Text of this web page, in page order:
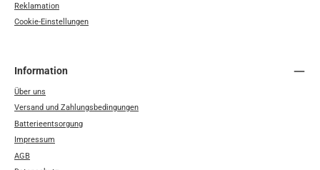
Reklamation
Cookie-Einstellungen
Information
Über uns
Versand und Zahlungsbedingungen
Batterieentsorgung
Impressum
AGB